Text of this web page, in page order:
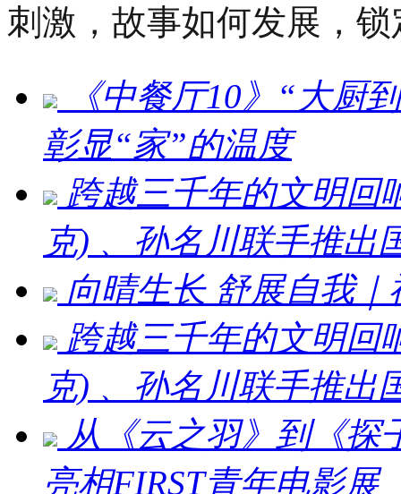
刺激，故事如何发展，
《中餐厅10》“大厨
彰显“家”的温度
跨越三千年的文明回
克) 、孙名川联手推出
向晴生长 舒展自我
跨越三千年的文明回
克) 、孙名川联手推出
从《云之羽》到《探
亮相FIRST青年电影展